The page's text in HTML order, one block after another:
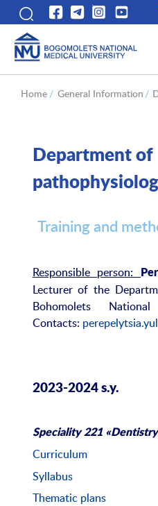
Home / General Information /
Department of
Training and
Responsible person:
Lecturer of the
Bohomolets
Contacts:
2023-2024 s.y.
Speciality 221
Curriculum
Syllabus
Thematic plans